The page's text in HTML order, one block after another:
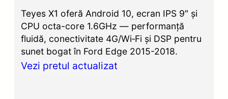
Teyes X1 oferă Android 10, ecran IPS 9″ și
CPU octa-core 1.6GHz — performanță
fluidă, conectivitate 4G/Wi‑Fi și DSP pentru
sunet bogat în Ford Edge 2015-2018.
Vezi pretul actualizat